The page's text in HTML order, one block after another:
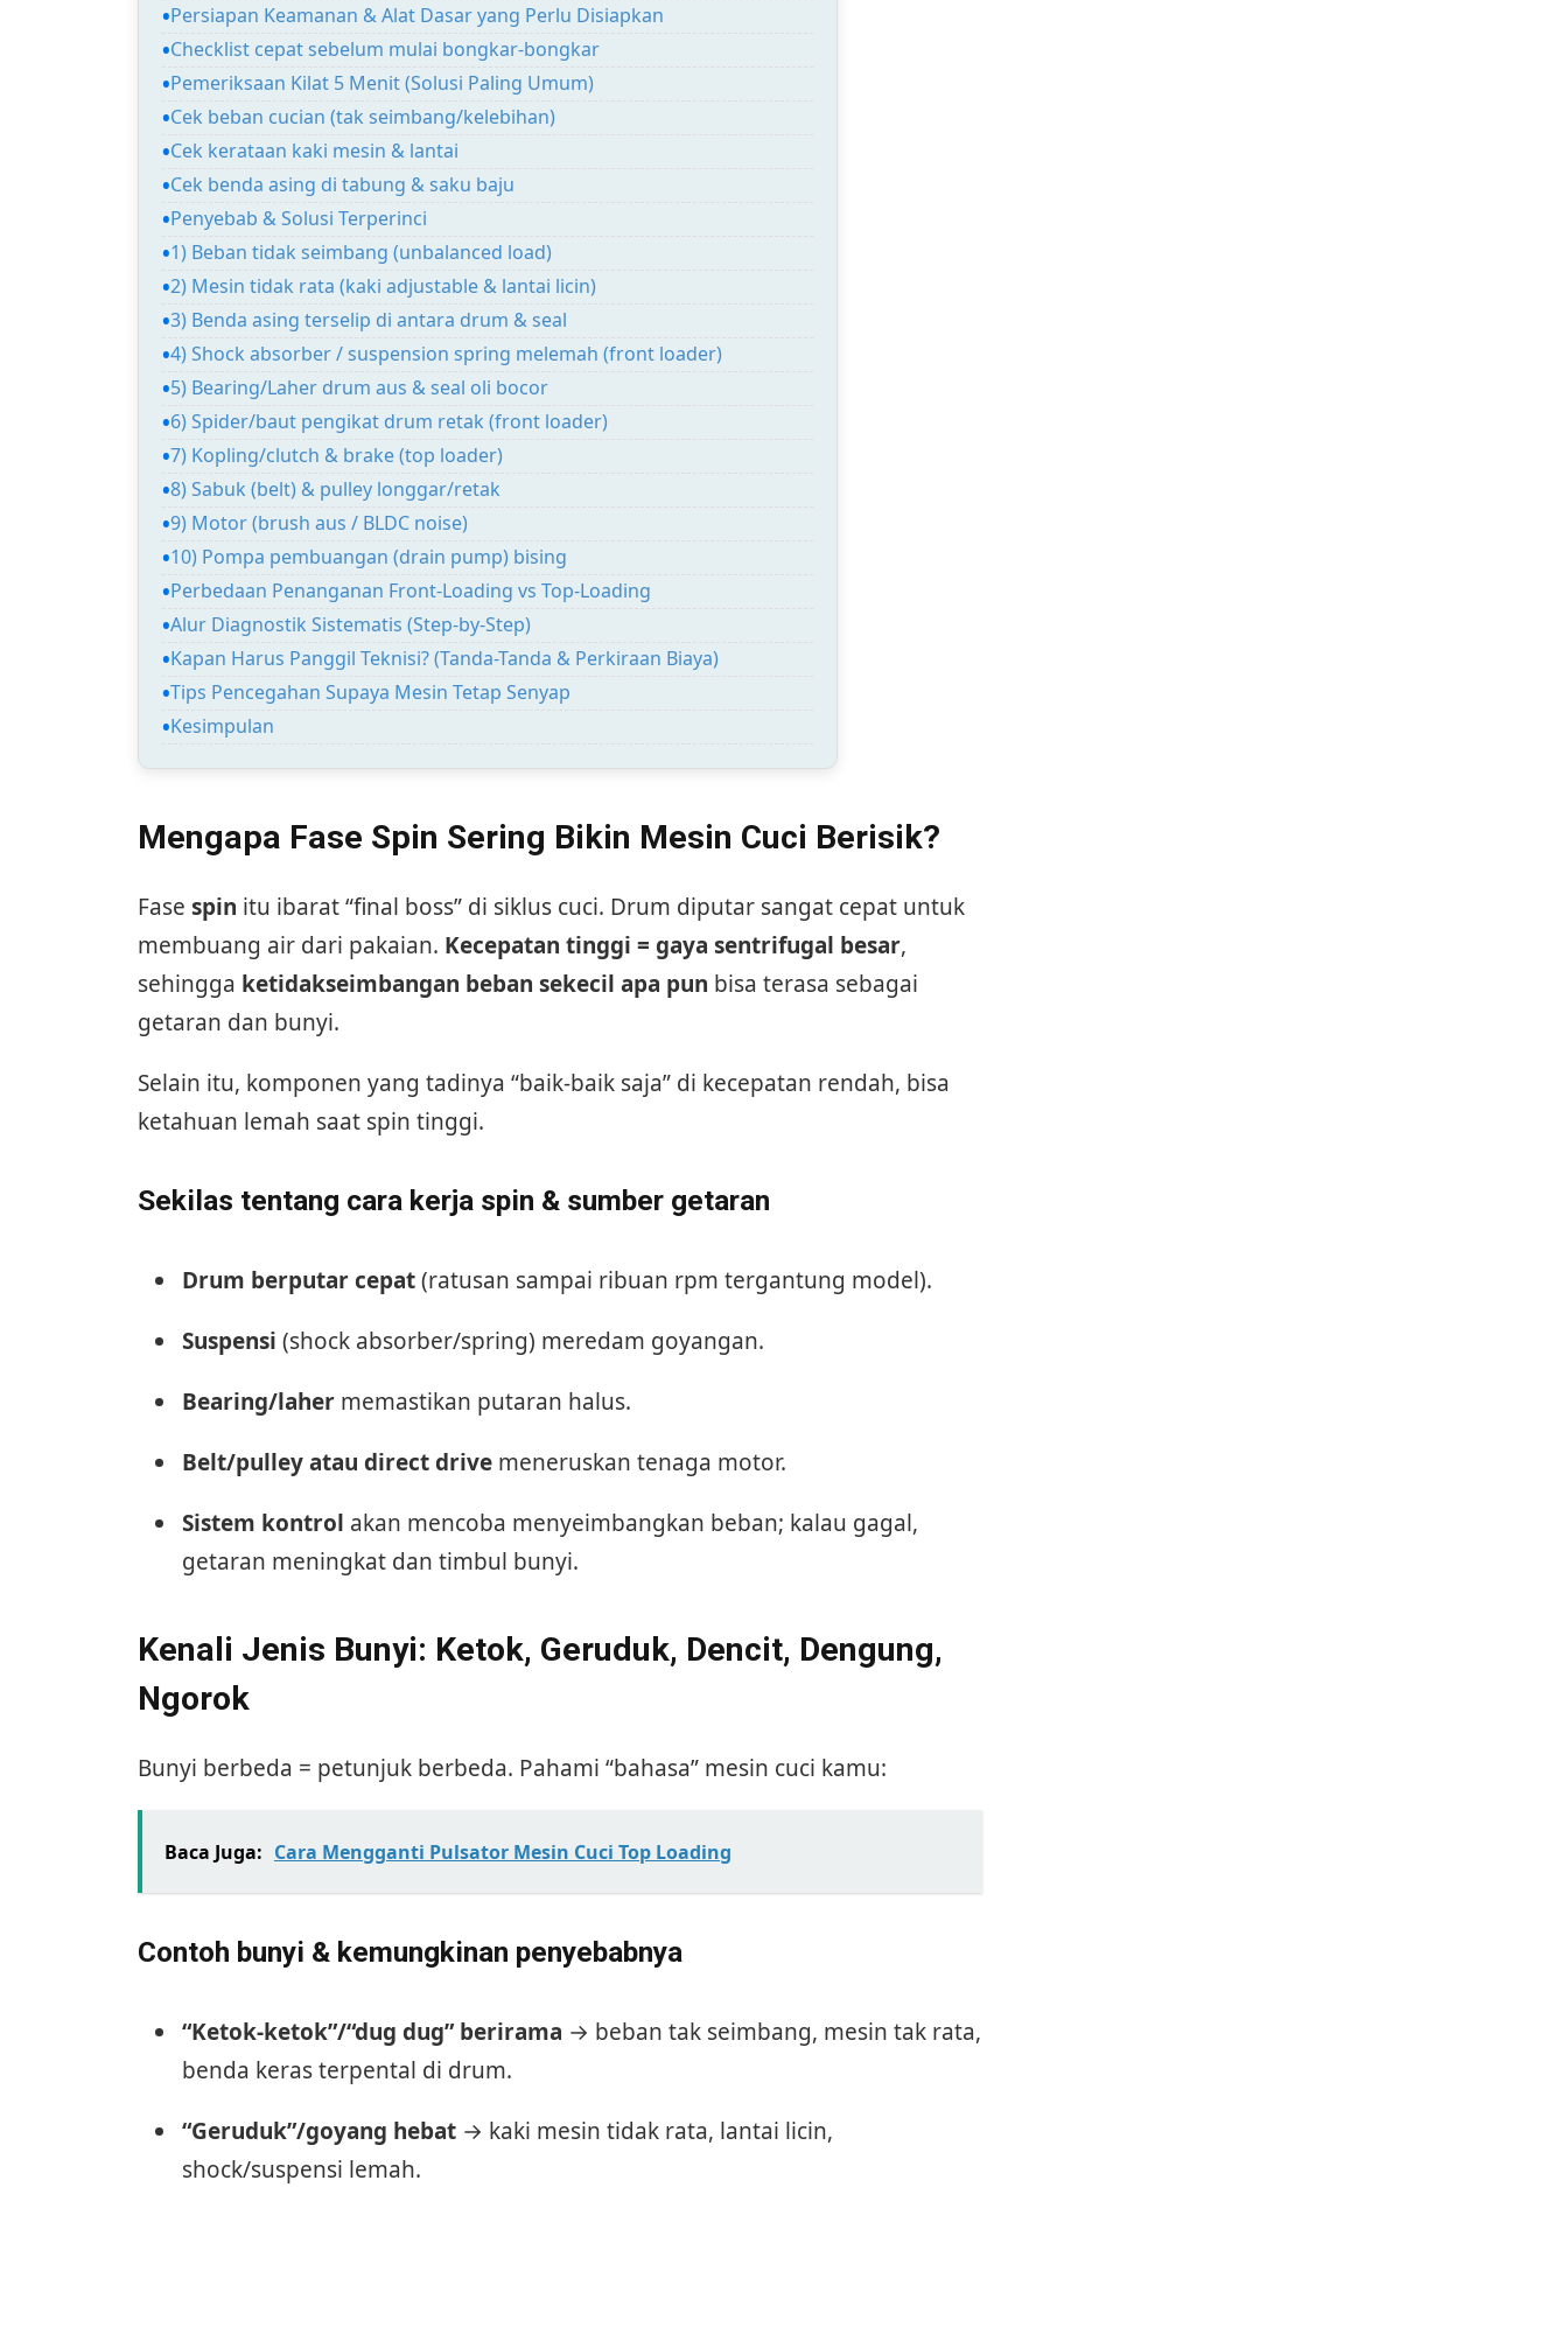
Persiapan Keamanan & Alat Dasar yang Perlu Disiapkan
Checklist cepat sebelum mulai bongkar-bongkar
Pemeriksaan Kilat 5 Menit (Solusi Paling Umum)
Cek beban cucian (tak seimbang/kelebihan)
Cek kerataan kaki mesin & lantai
Cek benda asing di tabung & saku baju
Penyebab & Solusi Terperinci
1) Beban tidak seimbang (unbalanced load)
2) Mesin tidak rata (kaki adjustable & lantai licin)
3) Benda asing terselip di antara drum & seal
4) Shock absorber / suspension spring melemah (front loader)
5) Bearing/Laher drum aus & seal oli bocor
6) Spider/baut pengikat drum retak (front loader)
7) Kopling/clutch & brake (top loader)
8) Sabuk (belt) & pulley longgar/retak
9) Motor (brush aus / BLDC noise)
10) Pompa pembuangan (drain pump) bising
Perbedaan Penanganan Front-Loading vs Top-Loading
Alur Diagnostik Sistematis (Step-by-Step)
Kapan Harus Panggil Teknisi? (Tanda-Tanda & Perkiraan Biaya)
Tips Pencegahan Supaya Mesin Tetap Senyap
Kesimpulan
Mengapa Fase Spin Sering Bikin Mesin Cuci Berisik?
Fase spin itu ibarat “final boss” di siklus cuci. Drum diputar sangat cepat untuk
membuang air dari pakaian. Kecepatan tinggi = gaya sentrifugal besar,
sehingga ketidakseimbangan beban sekecil apa pun bisa terasa sebagai
getaran dan bunyi.
Selain itu, komponen yang tadinya “baik-baik saja” di kecepatan rendah, bisa
ketahuan lemah saat spin tinggi.
Sekilas tentang cara kerja spin & sumber getaran
Drum berputar cepat(ratusan sampai ribuan rpm tergantung model).
Suspensi (shock absorber/spring) meredam goyangan.
Bearing/lahermemastikan putaran halus.
Belt/pulley atau direct drivemeneruskan tenaga motor.
Sistem kontrol akan mencoba menyeimbangkan beban; kalau gagal,
getaran meningkat dan timbul bunyi.
Kenali Jenis Bunyi: Ketok, Geruduk, Dencit, Dengung,
Ngorok
Bunyi berbeda = petunjuk berbeda. Pahami “bahasa” mesin cuci kamu:
Baca Juga: Cara Mengganti Pulsator Mesin Cuci Top Loading
Contoh bunyi & kemungkinan penyebabnya
“Ketok-ketok”/“dug dug” berirama → beban tak seimbang, mesin tak rata,
benda keras terpental di drum.
“Geruduk”/goyang hebat→ kaki mesin tidak rata, lantai licin,
shock/suspensi lemah.